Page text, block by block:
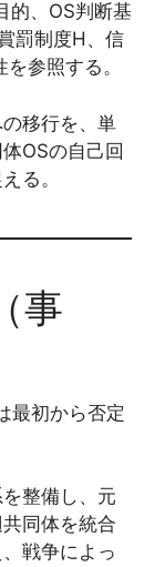
的、OS判断基
罰制度H、信
参照する。
移行を、単
OSの自己回
る。
事
最初から否定
整備し、元
同体を統合
戦争によっ